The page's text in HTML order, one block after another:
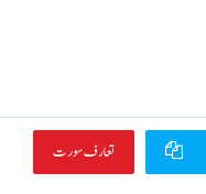
تعارف سورت